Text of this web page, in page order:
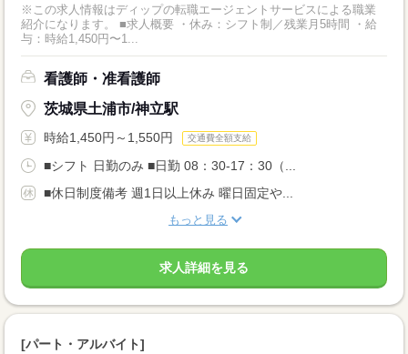
※この求人情報はディップの転職エージェントサービスによる職業
紹介になります。 ■求人概要 ・休み：シフト制／残業月5時間 ・給
与：時給1,450円〜1...
看護師・准看護師
茨城県土浦市/神立駅
時給1,450円～1,550円 交通費全額支給
■シフト 日勤のみ ■日勤 08：30-17：30（...
■休日制度備考 週1日以上休み 曜日固定や...
もっと見る
求人詳細を見る
[パート・アルバイト]